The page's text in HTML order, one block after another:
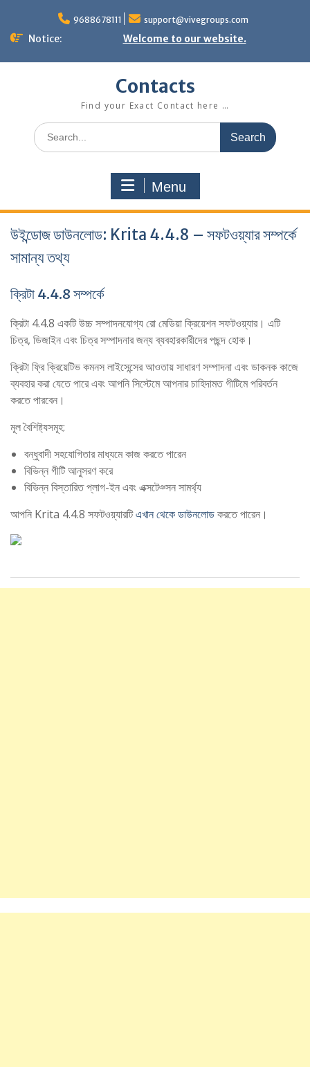
content
9688678111 support@vivegroups.com
Notice: Welcome to our website.
Contacts
Find your Exact Contact here …
Search
for:
Menu
উইন্ডোজ ডাউনলোড: Krita 4.4.8 – সফটওয়্যার সম্পর্কে
সামান্য তথ্য
ক্রিটা 4.4.8 সম্পর্কে
ক্রিটা 4.4.8 একটি উচ্চ সম্পাদনযোগ্য রো মেডিয়া ক্রিয়েশন সফটওয়্যার। এটি
চিত্র, ডিজাইন এবং চিত্র সম্পাদনার জন্য ব্যবহারকারীদের পছন্দ হোক।
ক্রিটা ফ্রি ক্রিয়েটিভ কমনস লাইসেন্সের আওতায় সাধারণ সম্পাদনা এবং ডাকনক কাজে
ব্যবহার করা যেতে পারে এবং আপনি সিস্টেমে আপনার চাহিদামত গীটিমে পরিবর্তন
করতে পারবেন।
মূল বৈশিষ্ট্যসমূহ:
বন্ধুবাদী সহযোগিতার মাধ্যমে কাজ করতে পারেন
বিভিন্ন গীটি আনুসরণ করে
বিভিন্ন বিস্তারিত প্লাগ-ইন এবং এক্সটেঞ্সন সামর্থ্য
আপনি Krita 4.4.8 সফটওয়্যারটিএখান থেকে ডাউনলোডকরতে পারেন।